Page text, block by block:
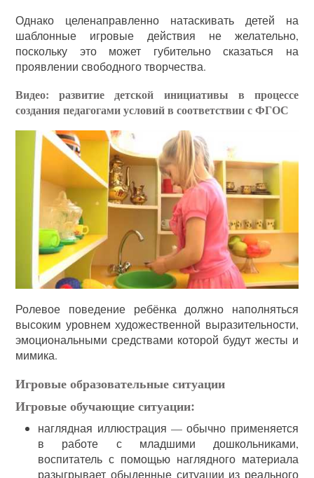
Однако целенаправленно натаскивать детей на
шаблонные игровые действия не желательно,
поскольку это может губительно сказаться на
проявлении свободного творчества.
Видео: развитие детской инициативы в процессе
создания педагогами условий в соответствии с ФГОС
Ролевое поведение ребёнка должно наполняться
высоким уровнем художественной выразительности,
эмоциональными средствами которой будут жесты и
мимика.
Игровые образовательные ситуации
Игровые обучающие ситуации:
наглядная иллюстрация — обычно применяется
в работе с младшими дошкольниками,
воспитатель с помощью наглядного материала
разыгрывает обыденные ситуации из реального